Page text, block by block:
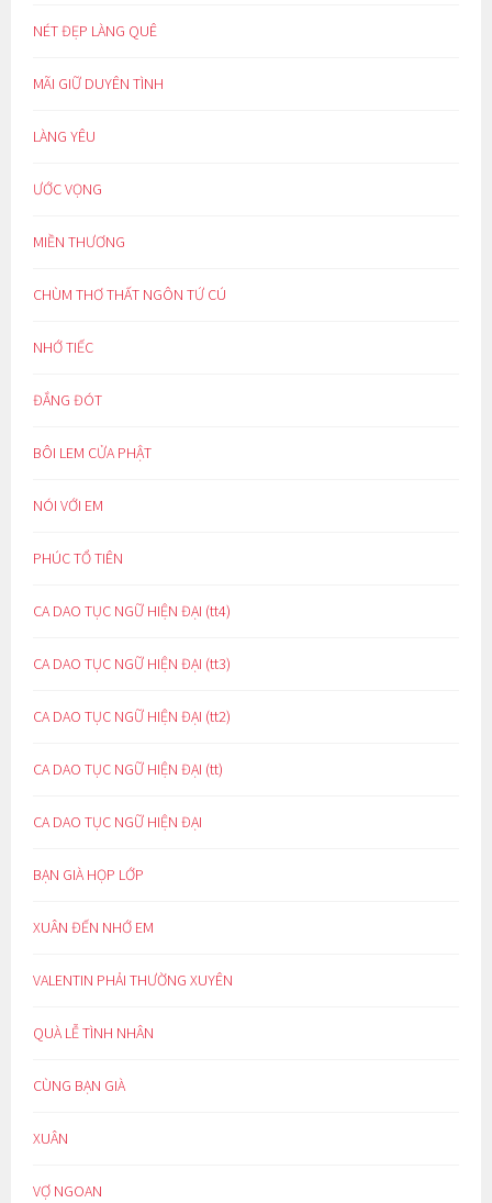
NÉT ĐẸP LÀNG QUÊ
MÃI GIỮ DUYÊN TÌNH
LÀNG YÊU
ƯỚC VỌNG
MIỀN THƯƠNG
CHÙM THƠ THẤT NGÔN TỨ CÚ
NHỚ TIẾC
ĐẮNG ĐÓT
BÔI LEM CỬA PHẬT
NÓI VỚI EM
PHÚC TỔ TIÊN
CA DAO TỤC NGỮ HIỆN ĐẠI (tt4)
CA DAO TỤC NGỮ HIỆN ĐẠI (tt3)
CA DAO TỤC NGỮ HIỆN ĐẠI (tt2)
CA DAO TỤC NGỮ HIỆN ĐẠI (tt)
CA DAO TỤC NGỮ HIỆN ĐẠI
BẠN GIÀ HỌP LỚP
XUÂN ĐẾN NHỚ EM
VALENTIN PHẢI THƯỜNG XUYÊN
QUÀ LỄ TÌNH NHÂN
CÙNG BẠN GIÀ
XUÂN
VỢ NGOAN